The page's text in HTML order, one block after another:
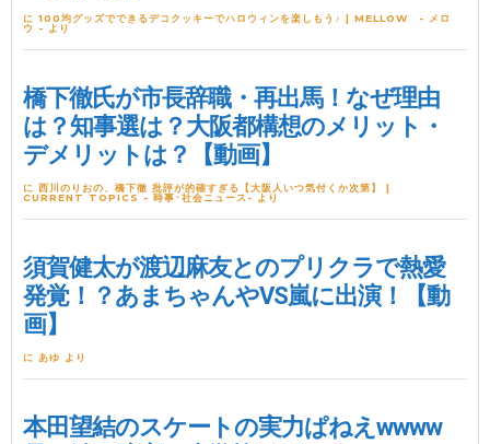
に 100均グッズでできるデコクッキーでハロウィンを楽しもう♪ | MELLOW - メロ
ウ - より
橋下徹氏が市長辞職・再出馬！なぜ理由
は？知事選は？大阪都構想のメリット・
デメリットは？【動画】
に 西川のりおの、橋下徹 批評が的確すぎる【大阪人いつ気付くか次第】 |
CURRENT TOPICS - 時事･社会ニュース- より
須賀健太が渡辺麻友とのプリクラで熱愛
発覚！？あまちゃんやVS嵐に出演！【動
画】
に あゆ より
本田望結のスケートの実力ぱねえwwww